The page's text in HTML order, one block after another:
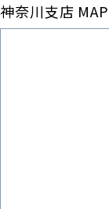
神奈川支店 MAP